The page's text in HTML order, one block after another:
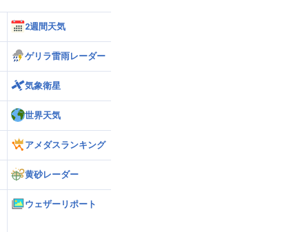
2週間天気
ゲリラ雷雨レーダー
気象衛星
世界天気
アメダスランキング
黄砂レーダー
ウェザーリポート